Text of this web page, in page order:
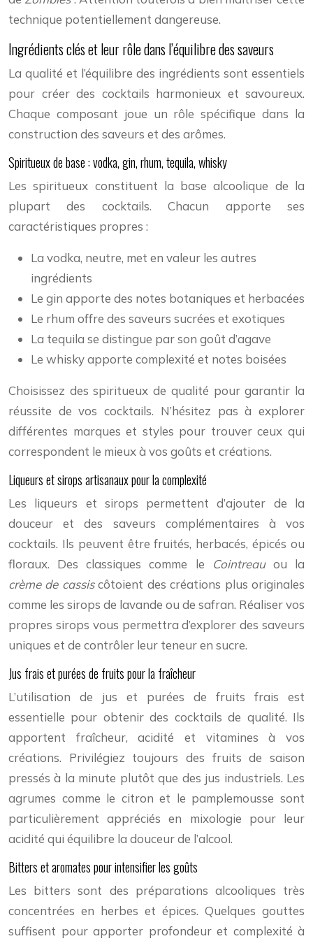
technique potentiellement dangereuse.
Ingrédients clés et leur rôle dans l’équilibre des saveurs
La qualité et l’équilibre des ingrédients sont essentiels
pour créer des cocktails harmonieux et savoureux.
Chaque composant joue un rôle spécifique dans la
construction des saveurs et des arômes.
Spiritueux de base : vodka, gin, rhum, tequila, whisky
Les spiritueux constituent la base alcoolique de la
plupart des cocktails. Chacun apporte ses
caractéristiques propres :
La vodka, neutre, met en valeur les autres
ingrédients
Le gin apporte des notes botaniques et herbacées
Le rhum offre des saveurs sucrées et exotiques
La tequila se distingue par son goût d’agave
Le whisky apporte complexité et notes boisées
Choisissez des spiritueux de qualité pour garantir la
réussite de vos cocktails. N’hésitez pas à explorer
différentes marques et styles pour trouver ceux qui
correspondent le mieux à vos goûts et créations.
Liqueurs et sirops artisanaux pour la complexité
Les liqueurs et sirops permettent d’ajouter de la
douceur et des saveurs complémentaires à vos
cocktails. Ils peuvent être fruités, herbacés, épicés ou
floraux. Des classiques comme le
Cointreau ou la
crème de cassiscôtoient des créations plus originales
comme les sirops de lavande ou de safran. Réaliser vos
propres sirops vous permettra d’explorer des saveurs
uniques et de contrôler leur teneur en sucre.
Jus frais et purées de fruits pour la fraîcheur
L’utilisation de jus et purées de fruits frais est
essentielle pour obtenir des cocktails de qualité. Ils
apportent fraîcheur, acidité et vitamines à vos
créations. Privilégiez toujours des fruits de saison
pressés à la minute plutôt que des jus industriels. Les
agrumes comme le citron et le pamplemousse sont
particulièrement appréciés en mixologie pour leur
acidité qui équilibre la douceur de l’alcool.
Bitters et aromates pour intensifier les goûts
Les bitters sont des préparations alcooliques très
concentrées en herbes et épices. Quelques gouttes
suffisent pour apporter profondeur et complexité à